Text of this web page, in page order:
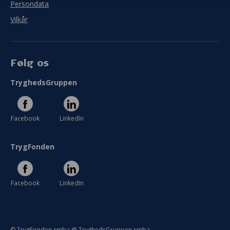
Persondata
Vilkår
Følg os
TryghedsGruppen
Facebook LinkedIn
TrygFonden
Facebook LinkedIn